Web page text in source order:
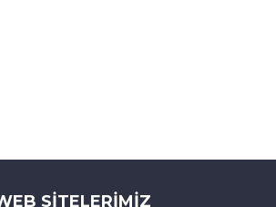
SITELERIMIZ